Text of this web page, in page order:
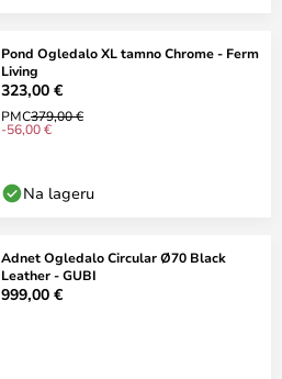
Pond Ogledalo XL tamno Chrome - Ferm
Living
323,00 €
PMC379,00 €
-56,00 €
Na lageru
Adnet Ogledalo Circular Ø70 Black
Leather - GUBI
999,00 €